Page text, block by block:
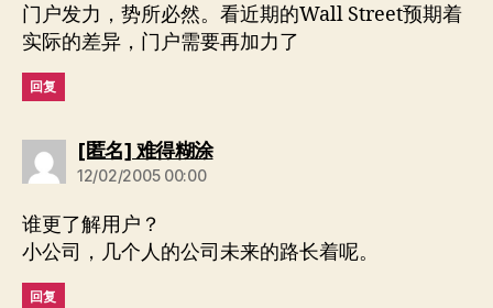
门户发力，势所必然。看近期的Wall Street预期着
实际的差异，门户需要再加力了
回复
[匿名] 难得糊涂说：
12/02/2005 00:00
谁更了解用户？
小公司，几个人的公司未来的路长着呢。
回复